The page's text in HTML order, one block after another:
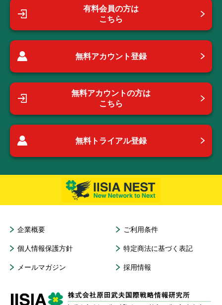
有料会員の方は
こちら
無料アカウント登録
無料アカウントの方は
こちら
無料トライアル登録
企業概要 ご利用条件
個人情報保護方針 特定商法に基づく表記
メールマガジン 採用情報